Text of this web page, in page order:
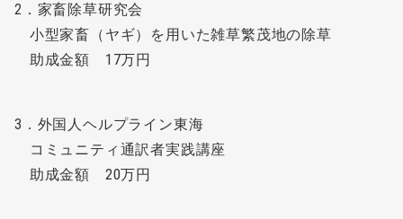
2．家畜除草研究会
小型家畜（ヤギ）を用いた雑草繁茂地の除草
助成金額 17万円
3．外国人ヘルプライン東海
コミュニティ通訳者実践講座
助成金額 20万円